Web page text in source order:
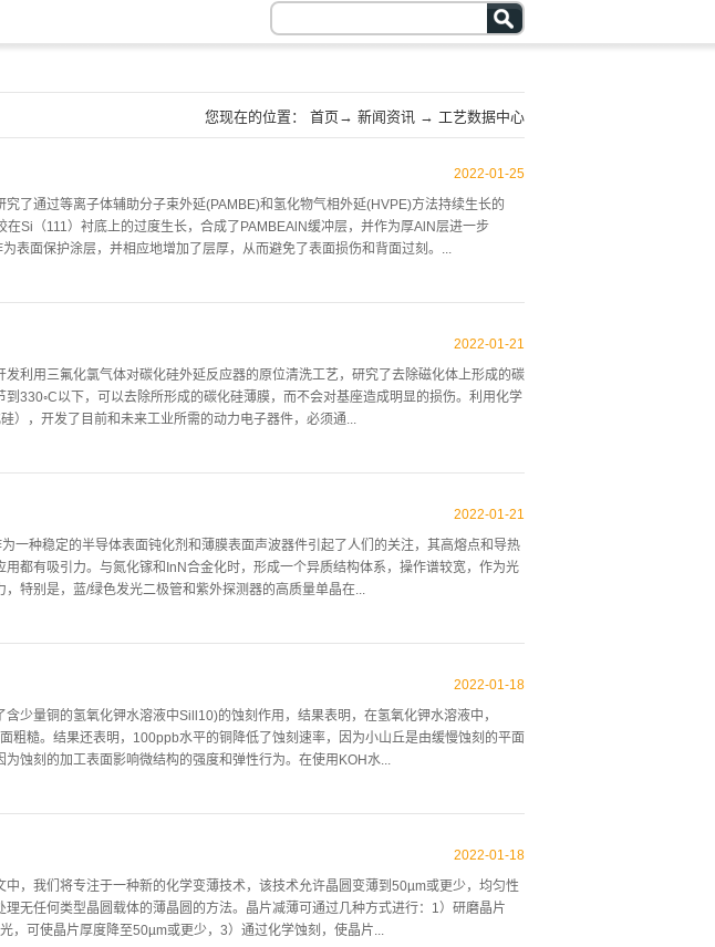
您现在的位置： 首页→ 新闻资讯 → 工艺数据中心
了通过等离子体辅助分子束外延(PAMBE)和氢化物气相外延(HVPE)方法持续生长的
Si（111）衬底上的过度生长，合成了PAMBEAlN缓冲层，并作为厚AlN层进一步
表面保护涂层，并相应地增加了层厚，从而避免了表面损伤和背面过刻。...
刻从衬底中分离AlN层的一个延续，用PAMBE和HVPE法一致合成AlN/Si（111）样品
前，将Si（111）衬底在T=850°C下退火30min，以去除二氧化硅层，以
层HVPE生长的模板。通过扫描电子显微镜(SEM)和x射线衍射(XRD)分析对两种类型的
使用化学蚀刻法鉴定了AlN脱毛层的晶体极性，以及AlN从Si（...
2022-01-25
利用三氟化氯气体对碳化硅外延反应器的原位清洗工艺，研究了去除磁化体上形成的碳
330◦C以下，可以去除所形成的碳化硅薄膜，而不会对基座造成明显的损伤。利用化学
），开发了目前和未来工业所需的动力电子器件，必须通...
图1图1显示了本研究中使用的反应器,以尺寸为3cm×3cm的小碳板作为基座,本研究中
具有碳化硅薄膜的基座插入到水平反应器12中，如图所示1，该反应器由一个气体供应
入了三氟化氯气和氮气，该反应器的横截面较小，以实现三氟化氯气体的高消耗效率。
通过卤素灯通过石英室壁发射的红外线加热，六盏红外灯的功率根据之前在环境氮中测
典型过程。首先，将基座在环境氮气中加热...
2022-01-21
一种稳定的半导体表面钝化剂和薄膜表面声波器件引起了人们的关注，其高熔点和导热
都有吸引力。与氮化镓和InN合金化时，形成一个异质结构体系，操作谱较宽，作为光
特别是，蓝/绿色发光二极管和紫外探测器的高质量单晶在...
种不同的蚀刻溶液已被用于非晶或多晶AIN，但迄今为止没有一种被证明适用于单晶材
湿蚀刻溶液，氮化物材料的等离子体蚀刻方法备受关注，在之前已经证明了在
光滑各向异性干蚀刻。三甲胺丙烷和氮通量从电子回旋共振~ECR！等离子体源~脉波
长化学品，在砷化镓上生长的AIN是多晶的，而在氧化铝上生长的AIN是缺陷单晶，研
线衍射峰宽~的半最大宽度，400弧...
2022-01-21
少量铜的氢氧化钾水溶液中Sill10)的蚀刻作用，结果表明，在氢氧化钾水溶液中，
粗糙。结果还表明，100ppb水平的铜降低了蚀刻速率，因为小山丘是由缓慢蚀刻的平面
蚀刻的加工表面影响微结构的强度和弹性行为。在使用KOH水...
项研究表明，反应产物和蚀刻反应产生的氢与Si各向异性蚀刻表面粗糙度的原因有关，
稀释）作为蚀刻液，对于KOH水溶液，用ICP-MS（横河PMS-200）分析液体中金属杂
加Cu并进行蚀刻实验。 将Cu添加到H水溶液中是通过使用用于原子吸收分析的金属标
的。蚀刻表面的粗糙度为10点平均粗糙度Rz，该10点平均粗糙度Rz是由表面粗糙度计测
2022-01-18
，我们将专注于一种新的化学变薄技术，该技术允许晶圆变薄到50µm或更少，均匀性
无任何类型晶圆载体的薄晶圆的方法。晶片减薄可通过几种方式进行：1）研磨晶片
，可使晶片厚度降至50µm或更少，3）通过化学蚀刻，使晶片...
2022-01-18